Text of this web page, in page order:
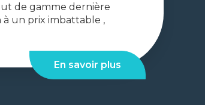
de gamme dernière
à un prix imbattable ,
En savoir plus